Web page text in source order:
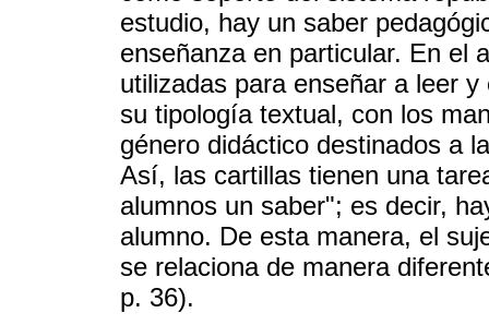
estudio, hay un saber
enseñanza en particular. En el
utilizadas para enseñar a leer
su tipología textual, con los
género didáctico destinados a
Así, las cartillas tienen una
alumnos un saber"; es decir,
alumno. De esta manera, el
se relaciona de manera
p. 36).